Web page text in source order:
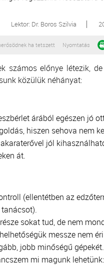
Lektor: Dr. Boros Szilvia
ha tetszett Nyomtatás
számos előnye létezik,
közülük néhányat:
árából egészen jó
hiszen sehova nem
jól
át.
(ellentétben az
sokat tud, de nem
messze nem
jobb minőségű gépekét.
mi magunk